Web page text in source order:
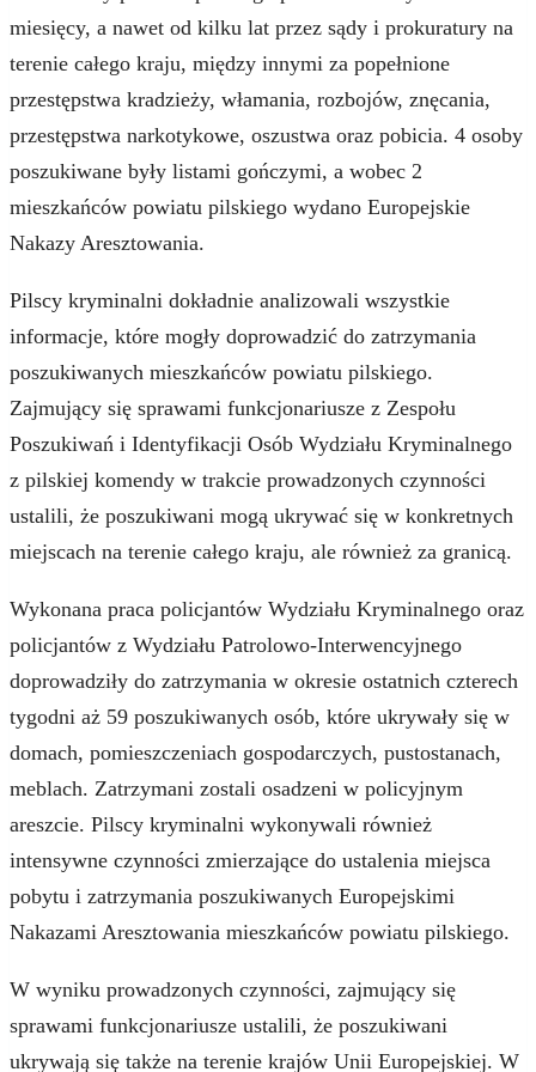
miesięcy, a nawet od kilku lat przez sądy i prokuratury na
terenie całego kraju, między innymi za popełnione
przestępstwa kradzieży, włamania, rozbojów, znęcania,
przestępstwa narkotykowe, oszustwa oraz pobicia. 4 osoby
poszukiwane były listami gończymi, a wobec 2
mieszkańców powiatu pilskiego wydano Europejskie
Nakazy Aresztowania.
Pilscy kryminalni dokładnie analizowali wszystkie
informacje, które mogły doprowadzić do zatrzymania
poszukiwanych mieszkańców powiatu pilskiego.
Zajmujący się sprawami funkcjonariusze z Zespołu
Poszukiwań i Identyfikacji Osób Wydziału Kryminalnego
z pilskiej komendy w trakcie prowadzonych czynności
ustalili, że poszukiwani mogą ukrywać się w konkretnych
miejscach na terenie całego kraju, ale również za granicą.
Wykonana praca policjantów Wydziału Kryminalnego oraz
policjantów z Wydziału Patrolowo-Interwencyjnego
doprowadziły do zatrzymania w okresie ostatnich czterech
tygodni aż 59 poszukiwanych osób, które ukrywały się w
domach, pomieszczeniach gospodarczych, pustostanach,
meblach. Zatrzymani zostali osadzeni w policyjnym
areszcie. Pilscy kryminalni wykonywali również
intensywne czynności zmierzające do ustalenia miejsca
pobytu i zatrzymania poszukiwanych Europejskimi
Nakazami Aresztowania mieszkańców powiatu pilskiego.
W wyniku prowadzonych czynności, zajmujący się
sprawami funkcjonariusze ustalili, że poszukiwani
ukrywają się także na terenie krajów Unii Europejskiej. W